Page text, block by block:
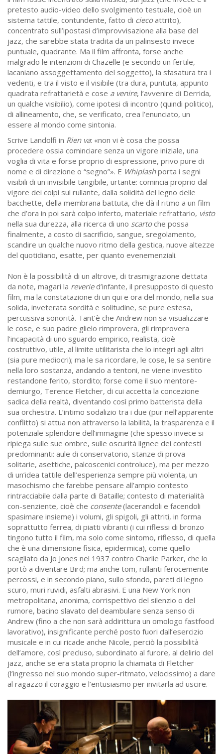
pretesto audio-video dello svolgimento testuale, cioè un
sistema tattile, contundente, fatto di ciecoattrito),
concentrato sull’ipostasi d’improvvisazione alla base del
jazz, che sarebbe stata tradita da un palinsesto invece
puntuale, quadrante. Ma il film affronta, forse anche
malgrado le intenzioni di Chazelle (e secondo un fertile,
lacaniano assoggettamento del soggetto), la sfasatura tra i
vedenti, e tra il visto e il visibile (tra dura, puntuta, appunto
quadrata refrattarietà e cose a venire, l’avvenire di Derrida,
un qualche visibilio), come ipotesi di incontro (quindi politico),
di allineamento, che, se verificato, crea l’enunciato, un
essere al mondo come sintonia.
Scrive Landolfi in Rien va: «non vi è cosa che possa
procedere ossia cominciare senza un vigore iniziale, una
voglia di vita e forse proprio di espressione, privo pure di
nome e di direzione o “segno”». E Whiplashporta i segni
visibili di un invisibile tangibile, urtante: comincia proprio dal
vigore dei colpi sul rullante, dalla solidità del legno delle
bacchette, della membrana battuta, che dà il ritmo a un film
che d’ora in poi sarà colpo inferto, materiale refrattario, visto
nella sua durezza, alla ricerca di uno scartoche possa
finalmente, a costo di sacrificio, sangue, sregolamento,
scandire un qualche nuovo ritmo della gestica, nuove altezze
del quotidiano, esatte, per quanto evenemenziali.
Non è la possibilità di un altrove, di trasmigrazione dettata
da note, magari la reveried’infante, il presupposto di questo
film, ma la constatazione di un qui e ora del mondo, nella sua
solida, inveterata sordità e solitudine, se pure estesa,
percussiva sonorità. Tant’è che Andrew non sa visualizzare
le cose, e suo padre glielo rimprovera, gli rimprovera
l’incapacità di uno sguardo empirico, realista, cioè
costruttivo, utile, al limite utilitarista che lo integri agli altri
(sia pure mediocri); ma le sa ricordare, le cose, le sa sentire
nella loro sostanza, andando a tentoni, ne viene investito
restandone ferito, stordito; forse come il suo mentore-
demiurgo, Terence Fletcher, di cui accetta la concezione
sadica della realtà, diventando così primo batterista della
sua orchestra. L’intimo sodalizio tra i due (pur nell’apparente
conflitto) si attua non attraverso la labilità, la trasparenza e il
potenziale splendore dell’immagine (che spesso invece si
ripiega sulle sue ombre, sulle oscurità lignee dei contesti
predominanti: aule di conservatorio, stanze di prova
solitarie, asettiche, palcoscenici controluce), ma per mezzo
di un’idea tattile dell’esperienza sempre più violenta, un
masochismo che farebbe pensare all’ampio contesto
rintracciabile dalla parte di Bataille; contesto di materialità
con-senziente, cioè che consente(lacerandoli e facendoli
spasimare insieme) i volumi, gli spigoli, gli attriti, in forma
soprattutto ferrea, di piatti vibranti (i cui riflessi di bronzo
tingono tutto il film, ma solo come sintomo, riflesso, di quella
che è una dimensione fisica, epidermica), come quello
scagliato da Jo Jones nel 1937 contro Charlie Parker, che lo
portò a diventare Bird; ma anche tom, rullanti ferocemente
percossi, e in secondo piano, sullo sfondo, pareti di legno
scuro, muri ruvidi, asfalti abrasivi. E una New York non
metropolitana, anonima, corrispettivo del silenzio o del
rumore, bacino slavato del deambulare senza senso di
Andrew (fino a che non sarà addirittura un omologo fastfood
lavorativo), insignificante perché posto fuori dall’esercizio
musicale e in cui ricade anche Nicole, perciò la possibilità
dell’amore, così precluso, subordinato al furore, al delirio del
jazz, anche se era stata proprio la chiamata di Fletcher
(l’ingresso nel suo mondo super-ritmato, velocissimo) a dare
al ragazzo il coraggio e l’entusiasmo per invitarla ad uscire.